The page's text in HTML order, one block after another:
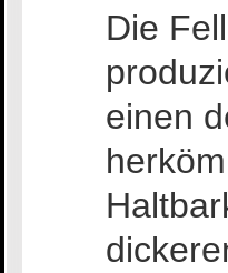
Die
einen